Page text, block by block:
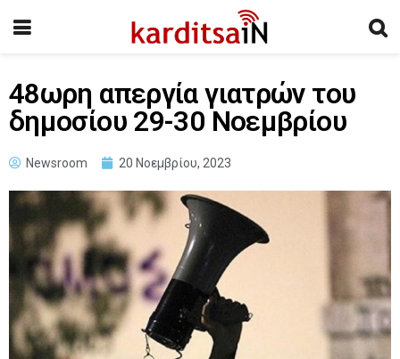
48ωρη απεργία γιατρών του
δημοσίου 29-30 Νοεμβρίου
Newsroom 20 Νοεμβρίου, 2023